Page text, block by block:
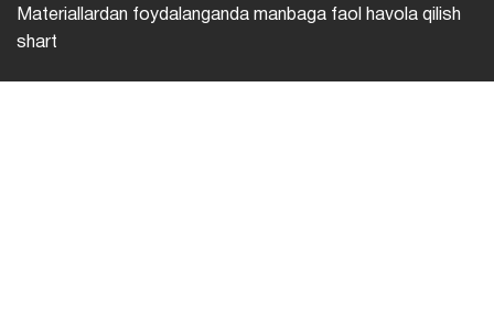
Materiallardan foydalanganda manbaga faol havola qilish
shart